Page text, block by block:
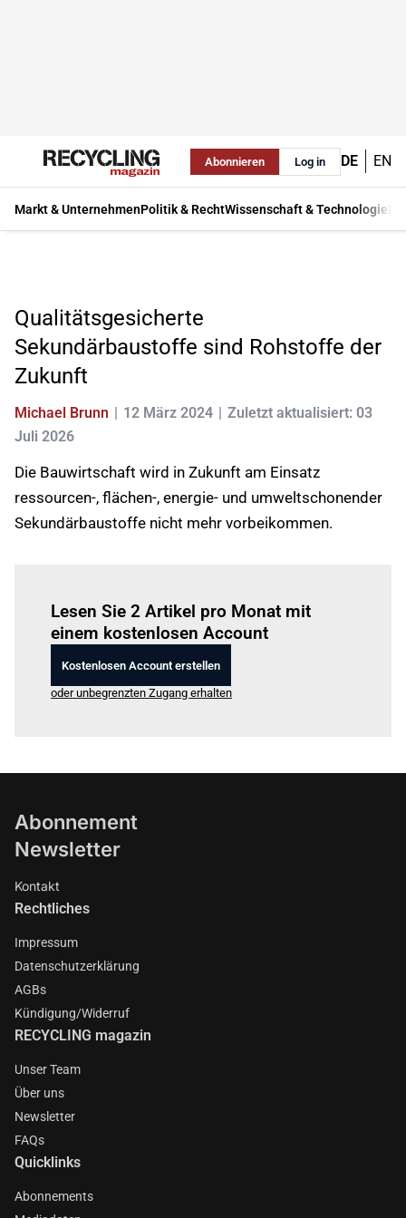
Abonnieren Log in DE EN
Markt & UnternehmenPolitik & RechtWissenschaft & Technologie
Qualitätsgesicherte
Sekundärbaustoffe sind Rohstoffe der
Zukunft
Michael Brunn 12 März 2024
Zuletzt aktualisiert: 03
Juli 2026
Die Bauwirtschaft wird in Zukunft am Einsatz
ressourcen-, flächen-, energie- und umweltschonender
Sekundärbaustoffe nicht mehr vorbeikommen.
Lesen Sie 2 Artikel pro Monat mit
einem kostenlosen Account
Kostenlosen Account erstellen
oder unbegrenzten Zugang erhalten
Abonnement
Newsletter
Kontakt
Rechtliches
Impressum
Datenschutzerklärung
AGBs
Kündigung/Widerruf
RECYCLING magazin
Unser Team
Über uns
Newsletter
FAQs
Quicklinks
Abonnements